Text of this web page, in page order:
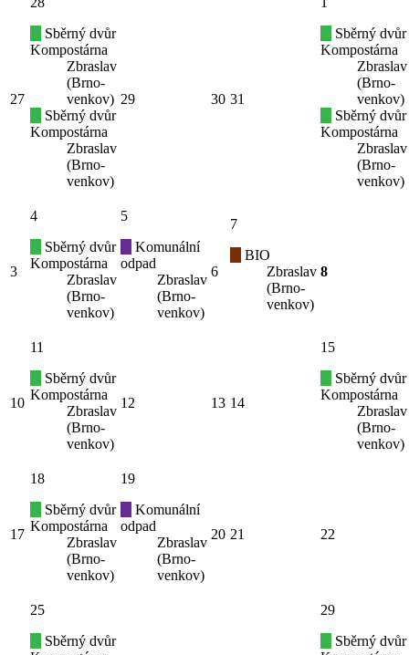
27
Sběrný dvůr
Kompostárna
Zbraslav
(Brno-
venkov)
Sběrný dvůr
Kompostárna
Zbraslav
(Brno-
venkov)
29 30 31
Sběrný dvůr
Kompostárna
Zbraslav
(Brno-
venkov)
Sběrný dvůr
Kompostárna
Zbraslav
(Brno-
venkov)
3
4
Sběrný dvůr
Kompostárna
Zbraslav
(Brno-
venkov)
5
Komunální
odpad
Zbraslav
(Brno-
venkov)
6
7
BIO
Zbraslav
(Brno-
venkov)
8
10
11
Sběrný dvůr
Kompostárna
Zbraslav
(Brno-
venkov)
12 13 14
15
Sběrný dvůr
Kompostárna
Zbraslav
(Brno-
venkov)
17
18
Sběrný dvůr
Kompostárna
Zbraslav
(Brno-
venkov)
19
Komunální
odpad
Zbraslav
(Brno-
venkov)
20 21 22
25
Sběrný dvůr
29
Sběrný dvůr